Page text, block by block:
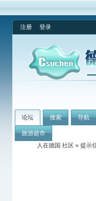
注册 登录
论坛 搜索 导航
旅游超市
人在德国 社区 » 提示